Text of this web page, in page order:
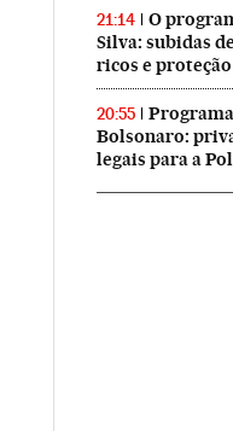
21:14
O
Silva: subidas
ricos e
20:55
Bolsonaro:
legais para a